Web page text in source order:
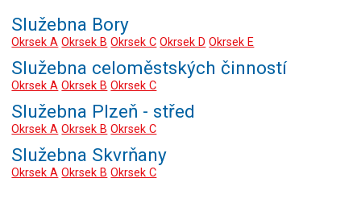
Služebna Bory
Okrsek A Okrsek B Okrsek C Okrsek D Okrsek E
Služebna celoměstských činností
Okrsek A Okrsek B Okrsek C
Služebna Plzeň - střed
Okrsek A Okrsek B Okrsek C
Služebna Skvrňany
Okrsek A Okrsek B Okrsek C